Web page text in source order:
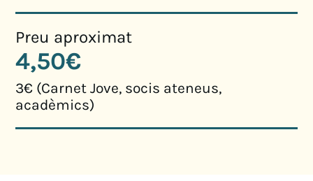
Preu aproximat
4,50€
3€ (Carnet Jove, socis ateneus,
acadèmics)